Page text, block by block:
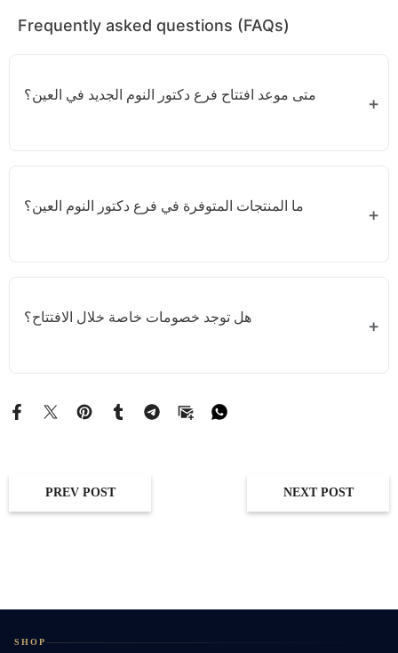
Frequently asked questions (FAQs)
متى موعد افتتاح فرع دكتور النوم الجديد في العين؟
ما المنتجات المتوفرة في فرع دكتور النوم العين؟
للاحتضان.
هل توجد خصومات خاصة خلال الافتتاح؟
المنتجات خلال الأيام الأولى للافتتاح.
PREV POST NEXT POST
SHOP